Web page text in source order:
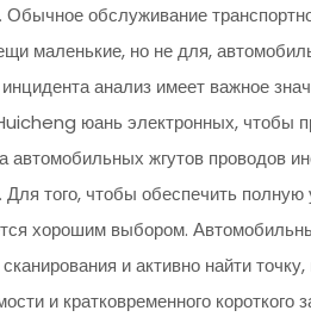
обслуживание
маленькие, но не для,
анализ имеет важное
юань электронных, чтобы
автомобильных жгутов проводов
того, чтобы обеспечить
хорошим выбором.
и активно найти точку,
и кратковременного короткого